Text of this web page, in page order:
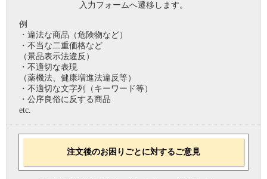
入力フォームへ遷移します。
例
・違法な商品（危険物など）
・不当な二重価格など
（景品表示法違反）
・不適切な表現
（薬機法、健康増進法違反等）
・不適切な文字列（キーワード等）
・公序良俗に反する商品
etc.
注文後のお困りごとに対するご意見